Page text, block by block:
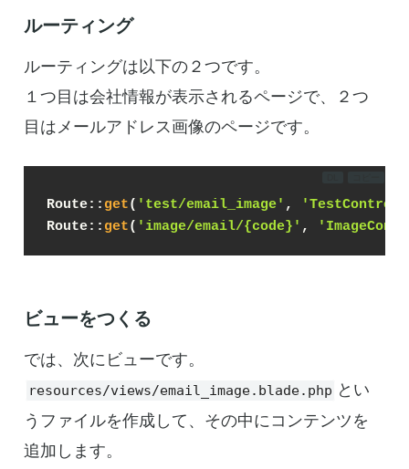
ルーティング
ルーティングは以下の２つです。
１つ目は会社情報が表示されるページで、２つ
目はメールアドレス画像のページです。
Route:: get( 'test/email_image' ,
Route:: get( 'image/email/{code}' ,
ビューをつくる
では、次にビューです。
resources/views/email_image.blade.php とい
うファイルを作成して、その中にコンテンツを
追加します。